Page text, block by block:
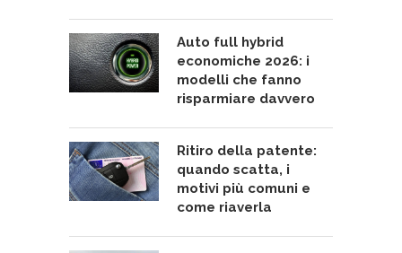
Auto full hybrid
economiche 2026: i
modelli che fanno
risparmiare davvero
Ritiro della patente:
quando scatta, i
motivi più comuni e
come riaverla